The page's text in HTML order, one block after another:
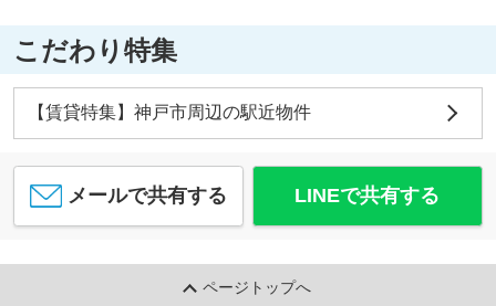
こだわり特集
【賃貸特集】神戸市周辺の駅近物件
メールで共有する LINEで共有する
ページトップへ